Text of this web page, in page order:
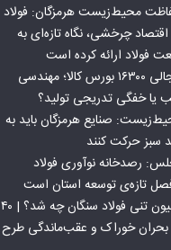
محیط‌زیست هرمزگان: فولاد
اقتصاد چرخشی، نگاه تازه‌ای به
فولاد ارائه کرده است
ابلاغیه جنجالی ۱۶۳۰۰ بورس کالا؛ مهندسی
یا خفگی تدریجی تولید؟
صنایع هرمزگان باید به
سبز حرکت کنند
رصدخانه نوآوری فولاد
تازه‌ی توسعه استان است
افق ۱۵ میلیون تنی فولاد سنگان چه شد؟ | ۴۰
بحران خوراک و عقب‌ماندگی طرح